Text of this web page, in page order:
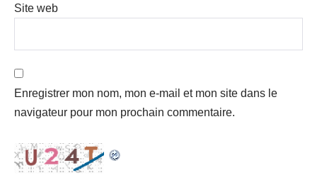
Site web
Enregistrer mon nom, mon e-mail et mon site dans le
navigateur pour mon prochain commentaire.